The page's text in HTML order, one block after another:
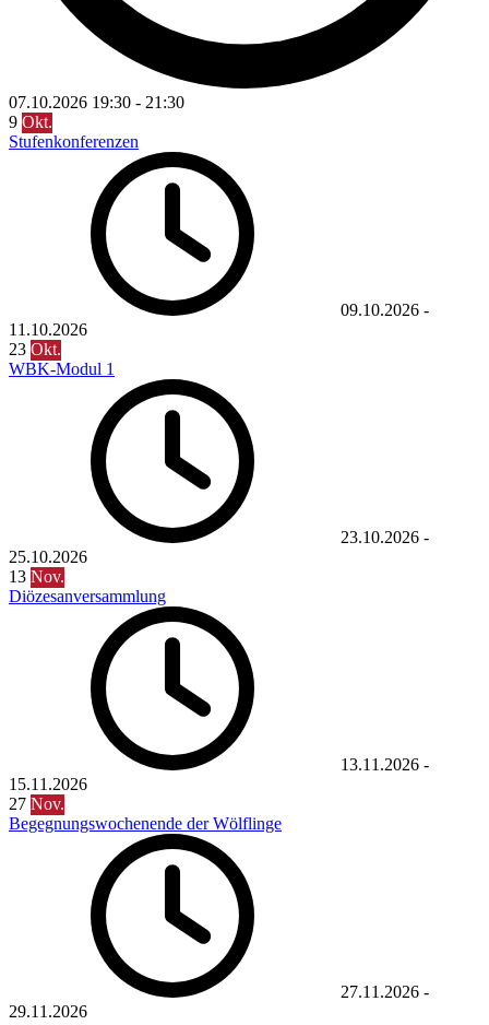
07.10.2026 19:30 - 21:30
9 Okt.
Stufenkonferenzen
09.10.2026 -
11.10.2026
23 Okt.
WBK-Modul 1
23.10.2026 -
25.10.2026
13 Nov.
Diözesanversammlung
13.11.2026 -
15.11.2026
27 Nov.
Begegnungswochenende der Wölflinge
27.11.2026 -
29.11.2026